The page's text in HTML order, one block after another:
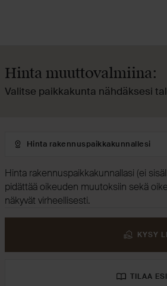
Hinta muuttovalmiina:
Valitse paikkakunta nähdäksesi
Hinta
rakennuspaikkakunnallesi
Hinta rakennuspaikkakunnallasi (ei
pidättää oikeuden muutoksiin sekä
näkyvät virheellisesti.
KYSY
TILAA